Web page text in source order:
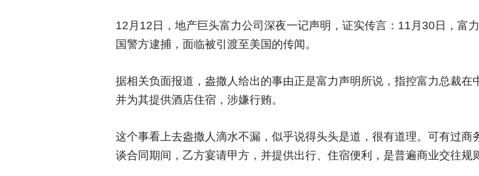
12 月12日，地产巨头富力公司深夜一记声明，证实传言：11月30日，富
国警方逮捕，面临被引渡至美国的传闻。
据相关负面报道，盎撒人给出的事由正是富力声明所说，指控富力总裁在
并为其提供酒店住宿，涉嫌行贿。
这个事看上去盎撒人滴水不漏，似乎说得头头是道，很有道理。可有过商
谈合同期间，乙方宴请甲方，并提供出行、住宿便利，是普遍商业交往规